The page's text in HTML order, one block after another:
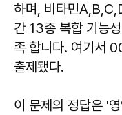
하며, 비타민
간 13종 복합 기능
족 합니다. 여기서
출제됐다.
이 문제의 정답은 '